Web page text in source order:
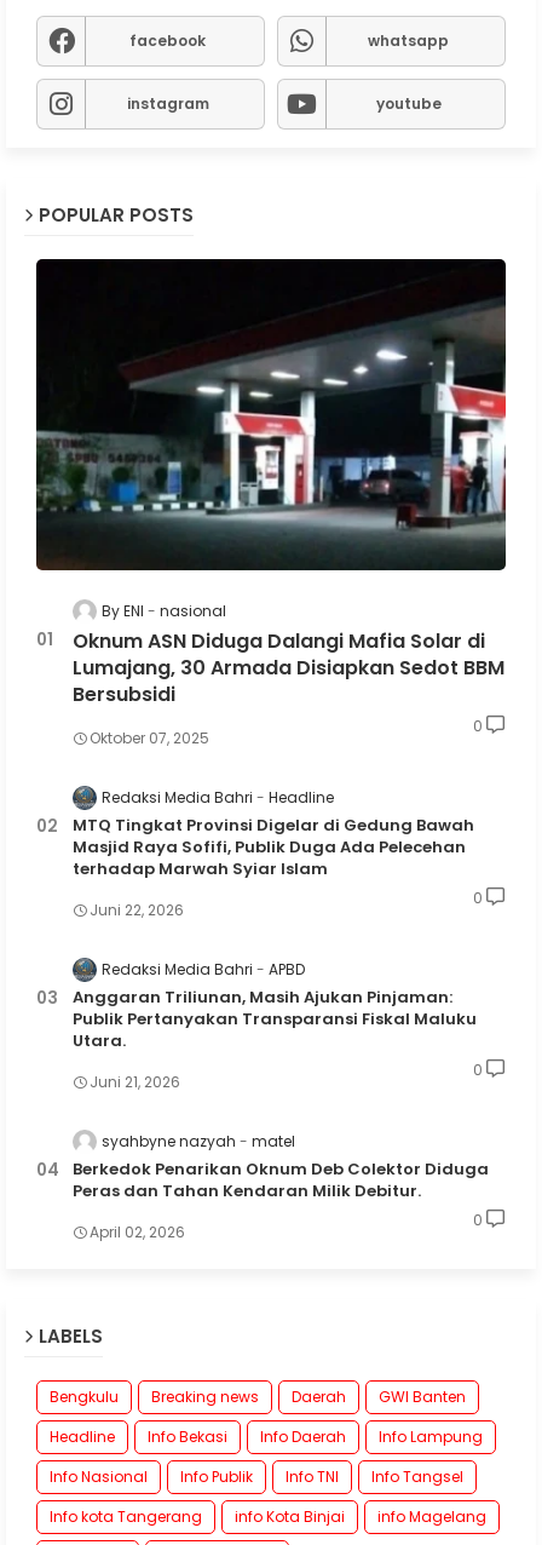
facebook whatsapp
instagram youtube
POPULAR POSTS
By ENI nasional
Oknum ASN Diduga Dalangi Mafia Solar di
Lumajang, 30 Armada Disiapkan Sedot BBM
Bersubsidi
Oktober 07, 2025
0
Redaksi Media Bahri Headline
MTQ Tingkat Provinsi Digelar di Gedung Bawah
Masjid Raya Sofifi, Publik Duga Ada Pelecehan
terhadap Marwah Syiar Islam
Juni 22, 2026
0
Redaksi Media Bahri APBD
Anggaran Triliunan, Masih Ajukan Pinjaman:
Publik Pertanyakan Transparansi Fiskal Maluku
Utara.
Juni 21, 2026
0
syahbyne nazyah matel
Berkedok Penarikan Oknum Deb Colektor Diduga
Peras dan Tahan Kendaran Milik Debitur.
April 02, 2026
0
LABELS
Bengkulu Breaking news Daerah
GWI Banten
Headline
Info Bekasi Info Daerah
Info Lampung
Info Nasional
Info Publik Info TNI
Info Tangsel
Info kota Tangerang
info Kota Binjai
info Magelang